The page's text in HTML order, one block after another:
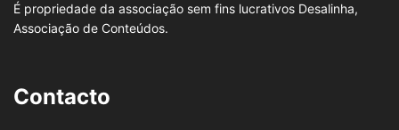
É propriedade da associação sem fins lucrativos Desalinha,
Associação de Conteúdos.
Contacto